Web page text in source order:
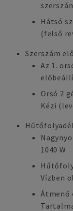
Hátsó
(felső
Szerszám
Az 1.
Orsó 2
Kézi
1040 W
Vízben
Átmenő